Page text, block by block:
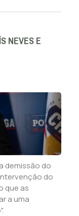
NEVES E
demissão do
do
que as
a uma